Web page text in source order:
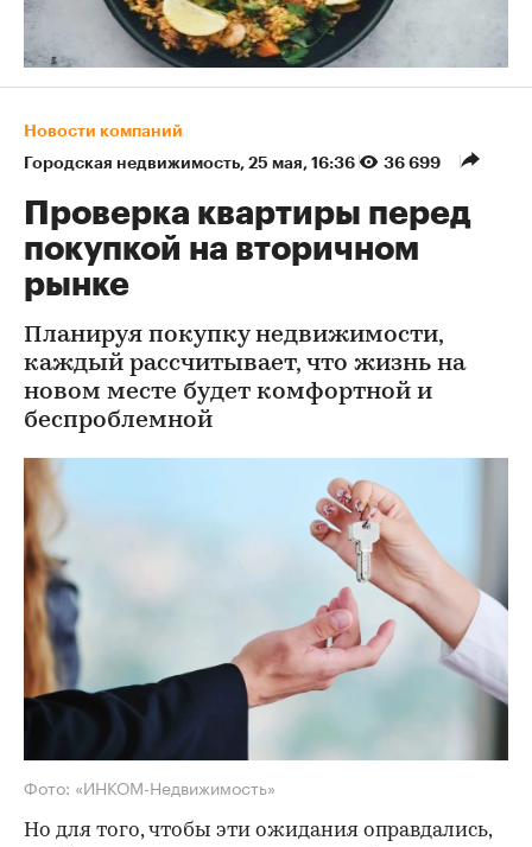
Новости компаний
Городская недвижимость⁠, 25 мая, 16:36 36 699
Проверка квартиры перед
покупкой на вторичном
рынке
Планируя покупку недвижимости,
каждый рассчитывает, что жизнь на
новом месте будет комфортной и
беспроблемной
Фото: «ИНКОМ-Недвижимость»
Но для того, чтобы эти ожидания оправдались,